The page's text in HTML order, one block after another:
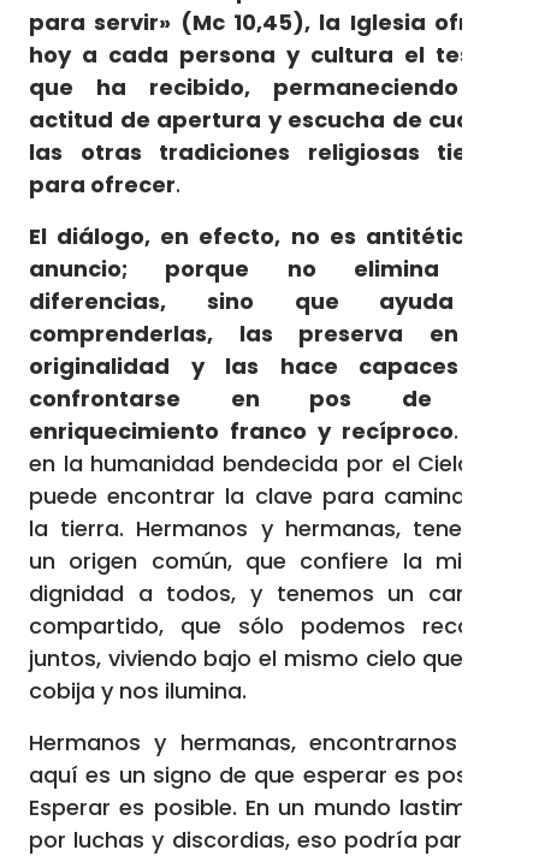
para servir» (Mc 10,45), la Iglesia ofrece
hoy a cada persona y cultura el tesoro
que ha recibido, permaneciendo en
actitud de apertura y escucha de cuanto
las otras tradiciones religiosas tienen
para ofrecer.
El diálogo, en efecto, no es antitético al
anuncio; porque no elimina las
diferencias, sino que ayuda a
comprenderlas, las preserva en su
originalidad y las hace capaces de
confrontarse en pos de un
enriquecimiento franco y recíproco. Así,
en la humanidad bendecida por el Cielo, se
puede encontrar la clave para caminar en
la tierra. Hermanos y hermanas, tenemos
un origen común, que confiere la misma
dignidad a todos, y tenemos un camino
compartido, que sólo podemos recorrer
juntos, viviendo bajo el mismo cielo que nos
cobija y nos ilumina.
Hermanos y hermanas, encontrarnos hoy
aquí es un signo de que esperar es posible.
Esperar es posible. En un mundo lastimado
por luchas y discordias, eso podría parecer